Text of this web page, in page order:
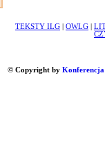
TEKSTY ILG OWLG
© Copyright by Konferencja